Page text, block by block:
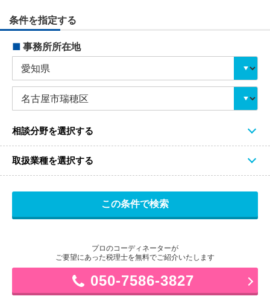
条件を指定する
■ 事務所所在地
相談分野を選択する
取扱業種を選択する
プロのコーディネーターが
ご要望にあった税理士を無料でご紹介いたします
050-7586-3827